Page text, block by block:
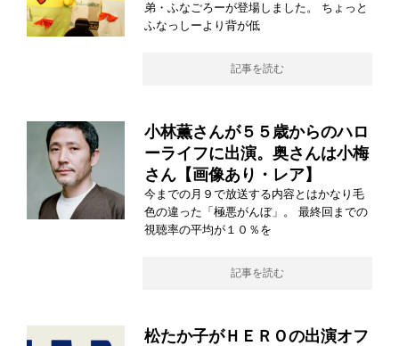
弟・ふなごろーが登場しました。 ちょっと
ふなっしーより背が低
記事を読む
小林薫さんが５５歳からのハロ
ーライフに出演。奥さんは小梅
さん【画像あり・レア】
今までの月９で放送する内容とはかなり毛
色の違った「極悪がんぼ」。 最終回までの
視聴率の平均が１０％を
記事を読む
松たか子がＨＥＲＯの出演オフ